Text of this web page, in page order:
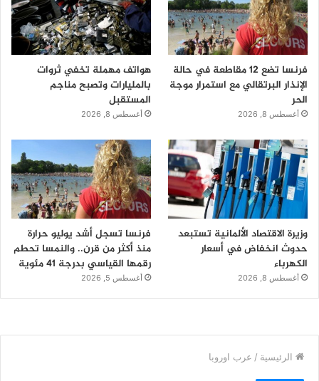
فرنسا تضع 12 مقاطعة في حالة
الإنذار البرتقالي مع استمرار موجة
الحر
أغسطس 8, 2026
هواتف مهملة تخفي ثروات
بالمليارات وتصبح مناجم
المستقبل
أغسطس 8, 2026
وزيرة الاقتصاد الألمانية تستبعد
حدوث انخفاض في أسعار
الكهرباء
أغسطس 8, 2026
فرنسا تسجل أشد يوليو حرارة
منذ أكثر من قرن.. والنمسا تحطم
رقمها القياسي بدرجة 41 مئوية
أغسطس 5, 2026